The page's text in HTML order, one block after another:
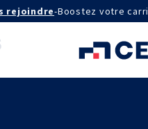
rejoindre-Boostez votre